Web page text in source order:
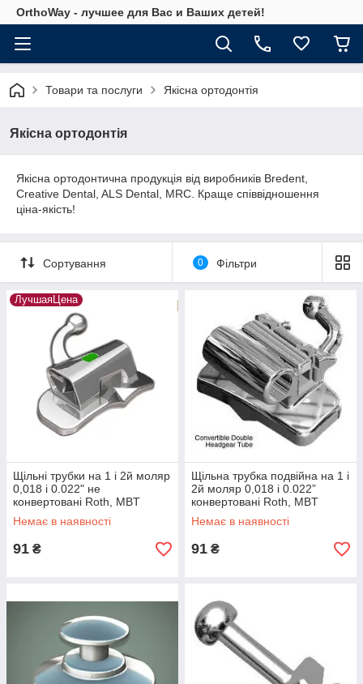
OrthoWay - лучшее для Вас и Ваших детей!
Товари та послуги Якісна ортодонтія
Якісна ортодонтія
Якісна ортодонтична продукція від виробників Bredent,
Creative Dental, ALS Dental, MRC. Краще співвідношення
ціна-якість!
Сортування 0 Фільтри
ЛучшаяЦена
Щільні трубки на 1 і 2й моляр
0,018 і 0.022" не
конвертовані Roth, MBT
Немає в наявності
91 ₴
Щільна трубка подвійна на 1 і
2й моляр 0,018 і 0.022”
конвертовані Roth, MBT
Немає в наявності
91 ₴